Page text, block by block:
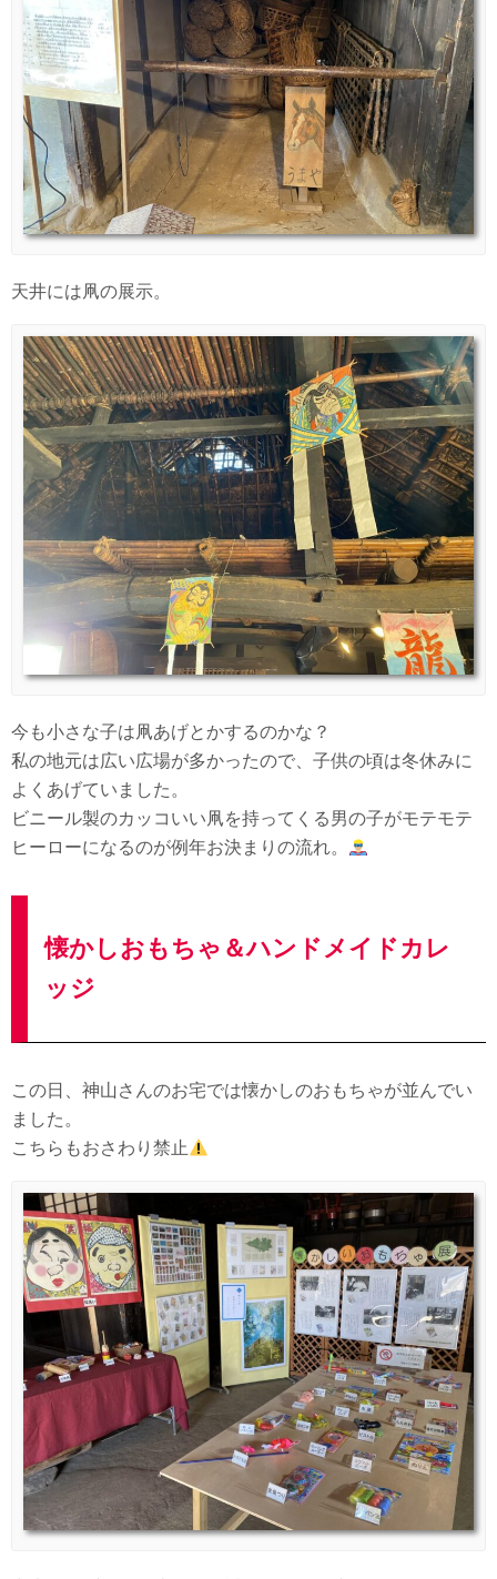
天井には凧の展示。
今も小さな子は凧あげとかするのかな？
私の地元は広い広場が多かったので、子供の頃は冬休みに
よくあげていました。
ビニール製のカッコいい凧を持ってくる男の子がモテモテ
ヒーローになるのが例年お決まりの流れ。
懐かしおもちゃ＆ハンドメイドカレ
ッジ
この日、神山さんのお宅では懐かしのおもちゃが並んでい
ました。
こちらもおさわり禁止